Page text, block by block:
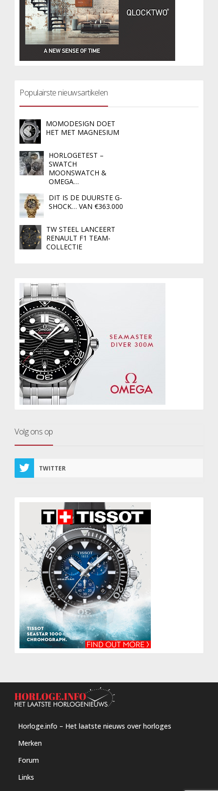
Populairste nieuwsartikelen
MOMODESIGN DOET
HET MET MAGNESIUM
HORLOGETEST –
SWATCH
MOONSWATCH &
OMEGA…
DIT IS DE DUURSTE G-
SHOCK… VAN €363.000
TW STEEL LANCEERT
RENAULT F1 TEAM-
COLLECTIE
Volg ons op
TWITTER
Horloge.info – Het laatste nieuws over horloges
Merken
Forum
Links